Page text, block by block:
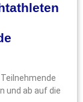
und ab auf die